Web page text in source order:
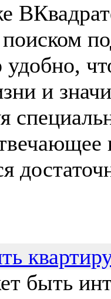
поиском
удобно,
и
быть